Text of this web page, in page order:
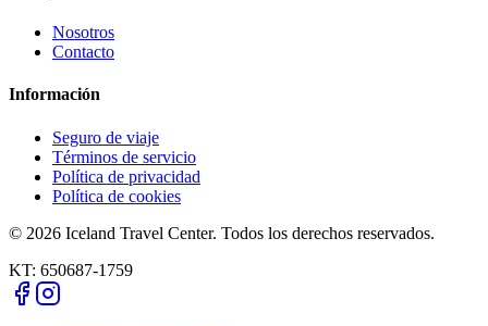
Nosotros
Contacto
Información
Seguro de viaje
Términos de servicio
Política de privacidad
Política de cookies
© 2026 Iceland Travel Center. Todos los derechos reservados.
KT: 650687-1759